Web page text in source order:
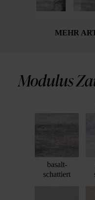
MEHR
Modulus
basalt-
schattiert